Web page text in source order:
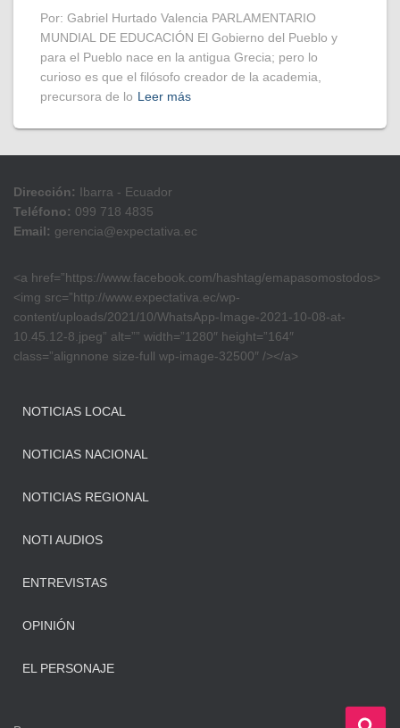
Por: Gabriel Hurtado Valencia PARLAMENTARIO
MUNDIAL DE EDUCACIÓN El Gobierno del Pueblo y
para el Pueblo nace en la antigua Grecia; pero lo
curioso es que el filósofo creador de la academia,
precursora de lo Leer más
Dirección: Ibarra - Ecuador
Teléfono: 099 718 4835
Email: gerencia@expectativa.ec
<a href=”https://www.facebook.com/hashtag/emapasomostodos>
<img src=”http://www.expectativa.ec/wp-
content/uploads/2021/10/WhatsApp-Image-2021-10-08-at-
10.45.12-8.jpeg” alt=”” width=”1280″ height=”164″
class=”alignnone size-full wp-image-32500″ /></a>
NOTICIAS LOCAL
NOTICIAS NACIONAL
NOTICIAS REGIONAL
NOTI AUDIOS
ENTREVISTAS
OPINIÓN
EL PERSONAJE
B